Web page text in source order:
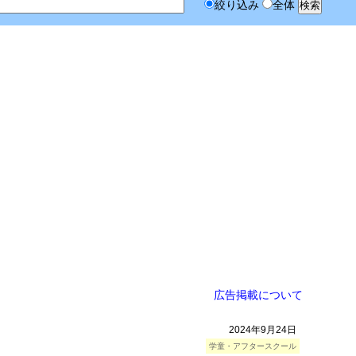
絞り込み 全体
広告掲載について
2024年9月24日
学童・アフタースクール